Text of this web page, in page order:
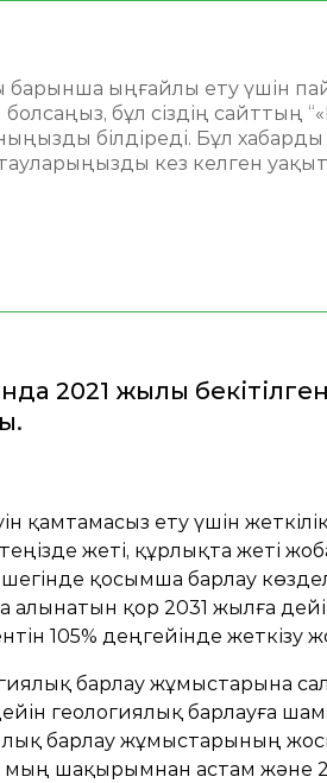
шолу Геологиялық барлау
2021 жылы
ету үшін
жеті, құрлықта жеті
қосымша барлау
қор 2031 жылға
105% деңгейінде жеткізу
барлау жұмыстарына
геологиялық барлауға
барлау жұмыстарының
мың шақырымнан астам
барынша ыңғайлы ету үшін
бұл сіздің сайттың
білдіреді. Бұл
кез келген